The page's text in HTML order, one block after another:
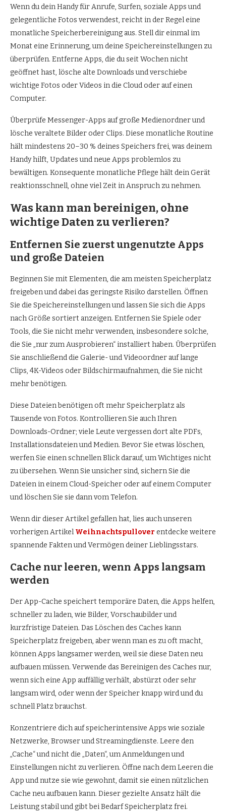
Wenn du dein Handy für Anrufe, Surfen, soziale Apps und
gelegentliche Fotos verwendest, reicht in der Regel eine
monatliche Speicherbereinigung aus. Stell dir einmal im
Monat eine Erinnerung, um deine Speichereinstellungen zu
überprüfen. Entferne Apps, die du seit Wochen nicht
geöffnet hast, lösche alte Downloads und verschiebe
wichtige Fotos oder Videos in die Cloud oder auf einen
Computer.
Überprüfe Messenger-Apps auf große Medienordner und
lösche veraltete Bilder oder Clips. Diese monatliche Routine
hält mindestens 20–30 % deines Speichers frei, was deinem
Handy hilft, Updates und neue Apps problemlos zu
bewältigen. Konsequente monatliche Pflege hält dein Gerät
reaktionsschnell, ohne viel Zeit in Anspruch zu nehmen.
Was kann man bereinigen, ohne
wichtige Daten zu verlieren?
Entfernen Sie zuerst ungenutzte Apps
und große Dateien
Beginnen Sie mit Elementen, die am meisten Speicherplatz
freigeben und dabei das geringste Risiko darstellen. Öffnen
Sie die Speichereinstellungen und lassen Sie sich die Apps
nach Größe sortiert anzeigen. Entfernen Sie Spiele oder
Tools, die Sie nicht mehr verwenden, insbesondere solche,
die Sie „nur zum Ausprobieren“ installiert haben. Überprüfen
Sie anschließend die Galerie- und Videoordner auf lange
Clips, 4K-Videos oder Bildschirmaufnahmen, die Sie nicht
mehr benötigen.
Diese Dateien benötigen oft mehr Speicherplatz als
Tausende von Fotos. Kontrollieren Sie auch Ihren
Downloads-Ordner; viele Leute vergessen dort alte PDFs,
Installationsdateien und Medien. Bevor Sie etwas löschen,
werfen Sie einen schnellen Blick darauf, um Wichtiges nicht
zu übersehen. Wenn Sie unsicher sind, sichern Sie die
Dateien in einem Cloud-Speicher oder auf einem Computer
und löschen Sie sie dann vom Telefon.
Wenn dir dieser Artikel gefallen hat, lies auch unseren
vorherigen Artikel Weihnachtspullover entdecke weitere
spannende Fakten und Vermögen deiner Lieblingsstars.
Cache nur leeren, wenn Apps langsam
werden
Der App-Cache speichert temporäre Daten, die Apps helfen,
schneller zu laden, wie Bilder, Vorschaubilder und
kurzfristige Dateien. Das Löschen des Caches kann
Speicherplatz freigeben, aber wenn man es zu oft macht,
können Apps langsamer werden, weil sie diese Daten neu
aufbauen müssen. Verwende das Bereinigen des Caches nur,
wenn sich eine App auffällig verhält, abstürzt oder sehr
langsam wird, oder wenn der Speicher knapp wird und du
schnell Platz brauchst.
Konzentriere dich auf speicherintensive Apps wie soziale
Netzwerke, Browser und Streamingdienste. Leere den
„Cache“ und nicht die „Daten“, um Anmeldungen und
Einstellungen nicht zu verlieren. Öffne nach dem Leeren die
App und nutze sie wie gewohnt, damit sie einen nützlichen
Cache neu aufbauen kann. Dieser gezielte Ansatz hält die
Leistung stabil und gibt bei Bedarf Speicherplatz frei.